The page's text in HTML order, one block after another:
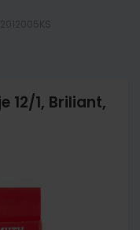
12/1, Briliant,